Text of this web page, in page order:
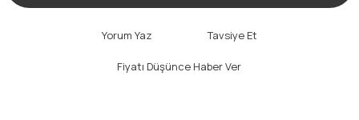
Yorum Yaz Tavsiye Et
Fiyatı Düşünce Haber Ver